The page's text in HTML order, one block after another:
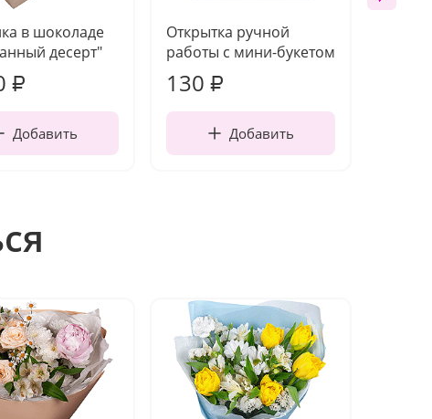
в шоколаде
десерт"
₽
Добавить
Открытка ручной
работы с мини-букетом
130 ₽
Добавить